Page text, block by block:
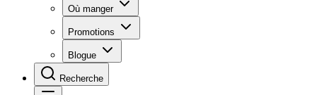
Où manger
Promotions
Blogue
Recherche